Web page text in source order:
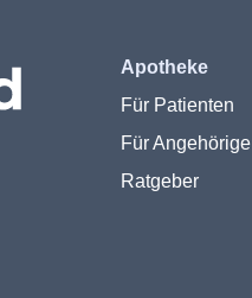
Apotheke
Für Patienten
Für Angehörige
Ratgeber